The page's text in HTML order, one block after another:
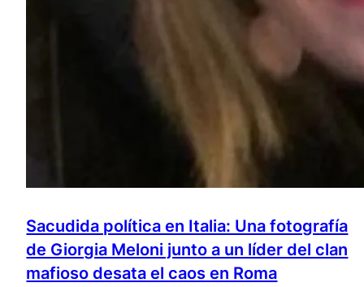
Sacudida política en Italia: Una fotografía
de Giorgia Meloni junto a un líder del clan
mafioso desata el caos en Roma